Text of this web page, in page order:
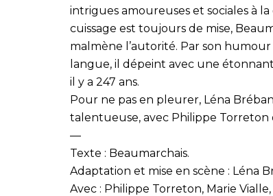
intrigues amoureuses et sociales à
cuissage est toujours de mise,
malmène l’autorité. Par son
langue, il dépeint avec une
il y a 247 ans.
Pour ne pas en pleurer, Léna
talentueuse, avec Philippe Torreton
—
Texte : Beaumarchais.
Adaptation et mise en scène : Léna
Avec : Philippe Torreton, Marie